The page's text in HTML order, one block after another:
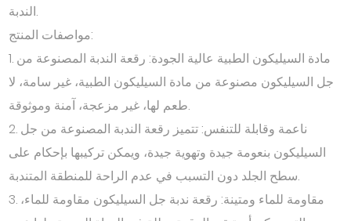
الندبة.
مواصفات المنتج:
1. مادة السيليكون الطبية عالية الجودة: رقعة الندبة المصنوعة من
جل السيليكون مصنوعة من مادة السيليكون الطبية، غير سامة، لا
طعم لها، غير مزعجة، آمنة وموثوقة.
2. ناعمة وقابلة للتنفس: تتميز رقعة الندبة المصنوعة من جل
السيليكون بنعومة جيدة وتهوية جيدة، ويمكن تركيبها بإحكام على
سطح الجلد دون التسبب في عدم الراحة للمنطقة المتندبة.
3. مقاومة للماء ومتينة: رقعة ندبة جل السيليكون مقاومة للماء،